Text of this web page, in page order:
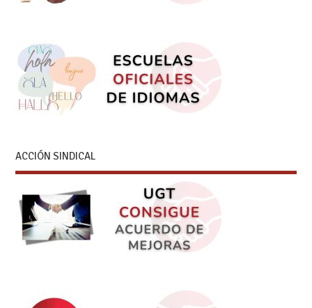
ACCIÓN SINDICAL